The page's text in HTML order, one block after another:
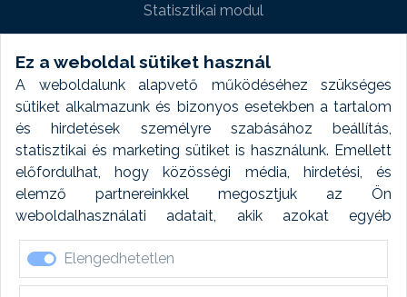
Ez a weboldal sütiket használ
A weboldalunk alapvető működéséhez szükséges
sütiket alkalmazunk és bizonyos esetekben a tartalom
és hirdetések személyre szabásához beállítás,
statisztikai és marketing sütiket is használunk. Emellett
előfordulhat, hogy közösségi média, hirdetési, és
elemző partnereinkkel megosztjuk az Ön
weboldalhasználati adatait, akik azokat egyéb
forrásokból gyűjtött adatokkal kombinálhatják. A sütik
elfogadásával kapcsolatosan naplózást végzünk és
ezen adatokat 6 hónap után automatikusan töröljük. A
Elengedhetetlen
Statisztikai modul
Weboldal modul
Fényképtár extra modul
Autómosó modul
Feladatütemezés